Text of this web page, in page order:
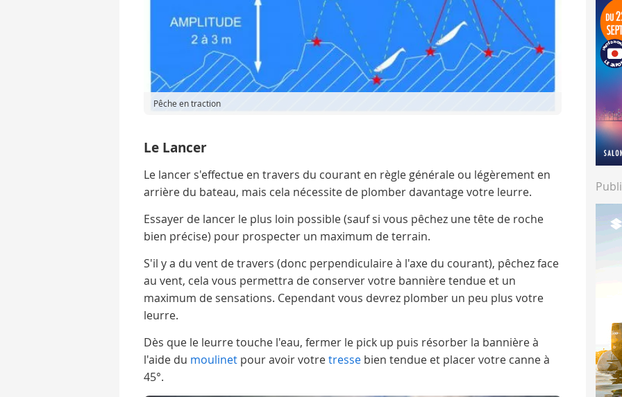
Pêche en traction
Le Lancer
Le lancer s'effectue en travers du courant en règle générale ou légèrement en
arrière du bateau, mais cela nécessite de plomber davantage votre leurre.
Essayer de lancer le plus loin possible (sauf si vous pêchez une tête de roche
bien précise) pour prospecter un maximum de terrain.
S'il y a du vent de travers (donc perpendiculaire à l'axe du courant), pêchez face
au vent, cela vous permettra de conserver votre bannière tendue et un
maximum de sensations. Cependant vous devrez plomber un peu plus votre
leurre.
Dès que le leurre touche l'eau, fermer le pick up puis résorber la bannière à
l'aide du moulinet pour avoir votretresse bien tendue et placer votre canne à
45°.